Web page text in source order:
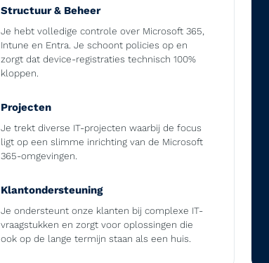
Structuur & Beheer
Je hebt volledige controle over Microsoft 365,
Intune en Entra. Je schoont policies op en
zorgt dat device-registraties technisch 100%
kloppen.
Projecten
Je trekt diverse IT-projecten waarbij de focus
ligt op een slimme inrichting van de Microsoft
365-omgevingen.
Klantondersteuning
Je ondersteunt onze klanten bij complexe IT-
vraagstukken en zorgt voor oplossingen die
ook op de lange termijn staan als een huis.